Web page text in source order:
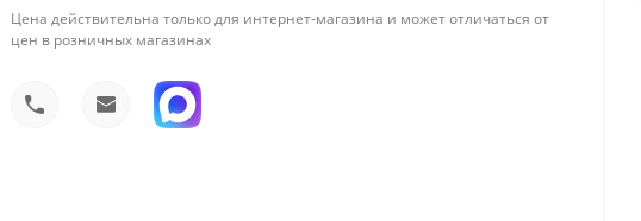
Цена действительна только для интернет-магазина и может отличаться от
цен в розничных магазинах